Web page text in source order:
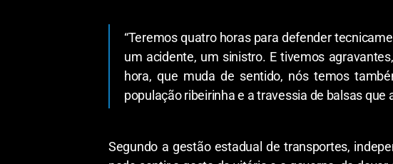
“Teremos quatro horas para defender
um acidente, um sinistro. E tivemos
hora, que muda de sentido, nós temos
população ribeirinha e a travessia de balsas
Segundo a gestão estadual de transportes,